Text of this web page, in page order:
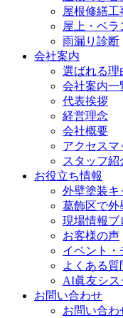
屋根修繕工
屋上・ベ
雨漏り診断
会社案内
選ばれる理
会社案内一
代表挨拶
経営理念
会社概要
アクセスマ
スタッフ紹
お役立ち情報
外壁塗装キ
葛飾区で外
現場情報ブ
お客様の声
イベント・
よくある質
AI眞友シス
お問い合わせ
お問い合わ